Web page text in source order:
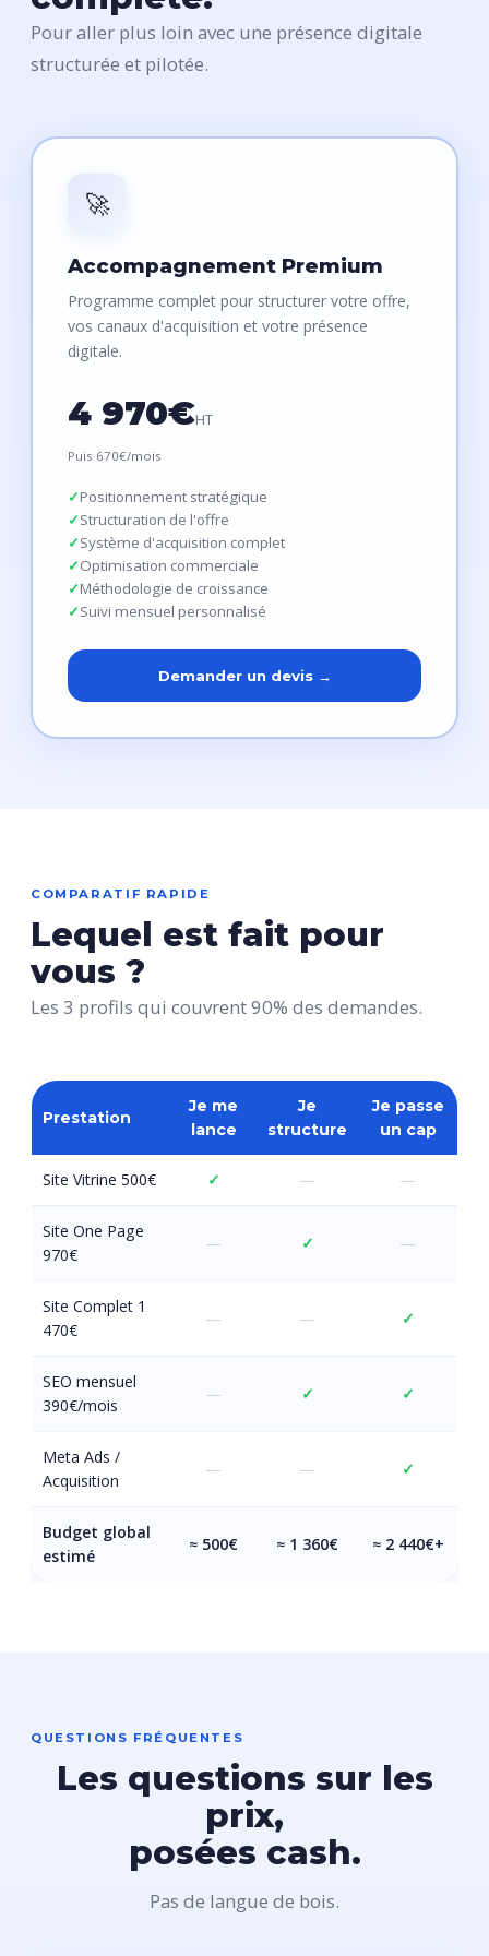
Pour aller plus loin avec une présence digitale
structurée et pilotée.
🚀
Accompagnement Premium
Programme complet pour structurer votre offre,
vos canaux d'acquisition et votre présence
digitale.
4 970€HT
Puis 670€/mois
Positionnement stratégique
Structuration de l'offre
Système d'acquisition complet
Optimisation commerciale
Méthodologie de croissance
Suivi mensuel personnalisé
Demander un devis →
COMPARATIF RAPIDE
Lequel est fait pour
vous ?
Les 3 profils qui couvrent 90% des demandes.
Prestation
Je me
lance
Je
structure
Je passe
un cap
Site Vitrine 500€ ✓ — —
Site One Page
970€
— ✓ —
Site Complet 1
470€
— — ✓
SEO mensuel
390€/mois
— ✓ ✓
Meta Ads /
Acquisition
— — ✓
Budget global
estimé
≈ 500€ ≈ 1 360€ ≈ 2 440€+
QUESTIONS FRÉQUENTES
Les questions sur les
prix,
posées cash.
Pas de langue de bois.